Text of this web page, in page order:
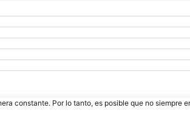
constante. Por lo tanto, es posible que no siempre